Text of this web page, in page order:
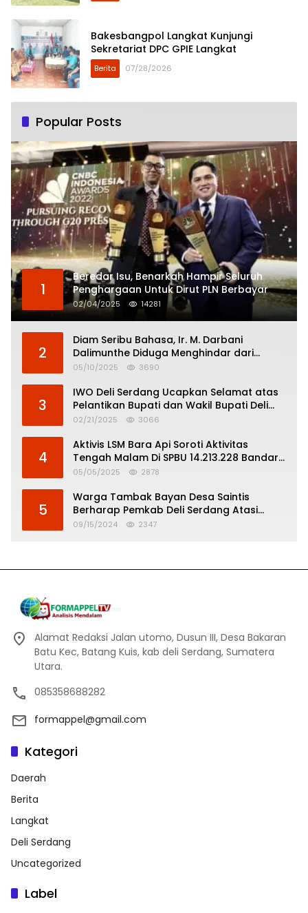
Bakesbangpol Langkat Kunjungi
Sekretariat DPC GPIE Langkat
Berita 07/28/2026
Popular Posts
1
Beredar Isu, Benarkah Hampir Seluruh
Penghargaan Untuk Dirut PLN Berbayar
02/04/2025 14281
2
Diam Seribu Bahasa, Ir. M. Darbani
Dalimunthe Diduga Menghindar dari
Pertanggungjawaban Politik
05/10/2025 3690
3
IWO Deli Serdang Ucapkan Selamat atas
Pelantikan Bupati dan Wakil Bupati Deli
Serdang
02/21/2025 3066
4
Aktivis LSM Bara Api Soroti Aktivitas
Tengah Malam Di SPBU 14.213.228 Bandar
Tinggi
05/05/2025 2878
5
Warga Tambak Bayan Desa Saintis
Berharap Pemkab Deli Serdang Atasi
Banjir
09/15/2024 2347
Alamat Redaksi Jalan utomo, Dusun III, Desa Bakaran
Batu Kec, Batang Kuis, kab deli Serdang, Sumatera
Utara.
085358688282
formappel@gmail.com
Kategori
Daerah
Berita
Langkat
Deli Serdang
Uncategorized
Label